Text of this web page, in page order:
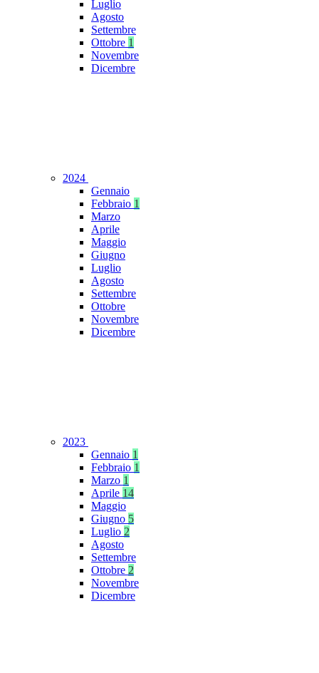
Luglio
Agosto
Settembre
Ottobre 1
Novembre
Dicembre
2024
Gennaio
Febbraio 1
Marzo
Aprile
Maggio
Giugno
Luglio
Agosto
Settembre
Ottobre
Novembre
Dicembre
2023
Gennaio 1
Febbraio 1
Marzo 1
Aprile 14
Maggio
Giugno 5
Luglio 2
Agosto
Settembre
Ottobre 2
Novembre
Dicembre